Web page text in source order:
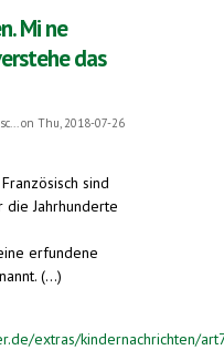
Mi ne
das
on Thu, 2018-07-26
sind
die Jahrhunderte
erfundene
(...)
extras/kindernachrichten/